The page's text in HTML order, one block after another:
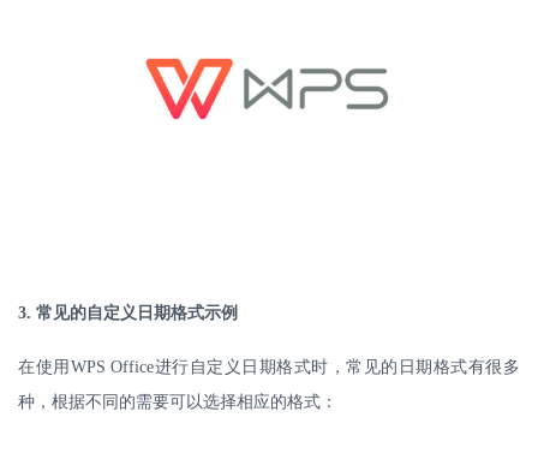
3. 常见的自定义日期格式示例
在使用 WPS Office进行自定义日期格式时，常见的日期格式有很多
种，根据不同的需要可以选择相应的格式：